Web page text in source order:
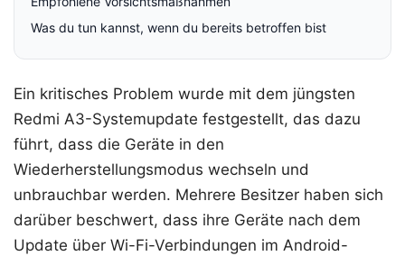
Was du tun kannst, wenn du bereits betroffen bist
Ein kritisches Problem wurde mit dem jüngsten
Redmi A3-Systemupdate festgestellt, das dazu
führt, dass die Geräte in den
Wiederherstellungsmodus wechseln und
unbrauchbar werden. Mehrere Besitzer haben sich
darüber beschwert, dass ihre Geräte nach dem
Update über Wi-Fi-Verbindungen im Android-